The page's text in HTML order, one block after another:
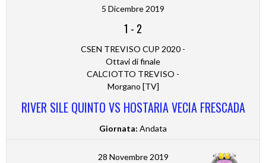
5 Dicembre 2019
1 - 2
CSEN TREVISO CUP 2020 -
Ottavi di finale
CALCIOTTO TREVISO -
Morgano [TV]
RIVER SILE QUINTO VS HOSTARIA VECIA FRESCADA
Giornata: Andata
28 Novembre 2019